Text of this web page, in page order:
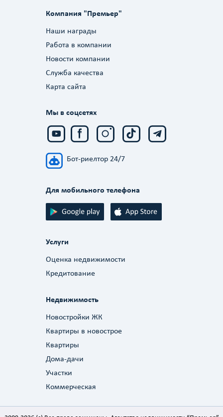
Компания "Премьер"
Наши награды
Работа в компании
Новости компании
Служба качества
Карта сайта
Мы в соцсетях
Бот-риелтор 24/7
Для мобильного телефона
Услуги
Оценка недвижимости
Кредитование
Недвижимость
Новостройки ЖК
Квартиры в новострое
Квартиры
Дома-дачи
Участки
Коммерческая